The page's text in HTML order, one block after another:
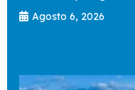
Agosto 6, 2026